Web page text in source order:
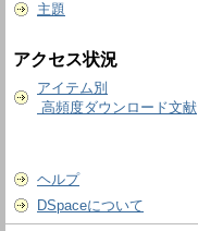
主題
アクセス状況
アイテム別
高頻度ダウンロード文献
ヘルプ
DSpaceについて